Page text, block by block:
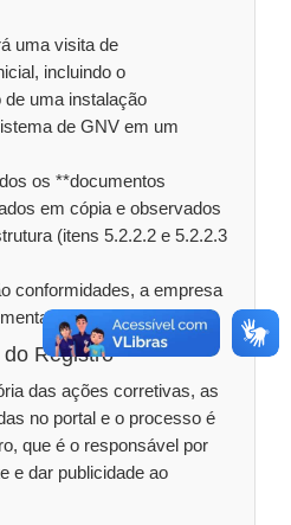
uma visita de
incluindo o
uma instalação
de GNV em um
os **documentos
em cópia e observados
(itens 5.2.2.2 e 5.2.2.3
conformidades, a empresa
as ações corretivas.
Registro
das ações corretivas, as
no portal e o processo é
que é o responsável por
e dar publicidade ao